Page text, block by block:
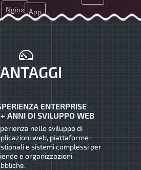
Nginx App
SMM
ENTERPRISE
ANNI DI SVILUPPO WEB
nello sviluppo di
web, piattaforme
e sistemi complessi per
e organizzazioni